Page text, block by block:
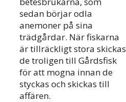
sedan börjar odla
anemoner på sina
trädgårdar. När fiskarna
är tillräckligt stora skickas
de troligen till Gårdsfisk
för att mogna innan de
styckas och skickas till
affären.